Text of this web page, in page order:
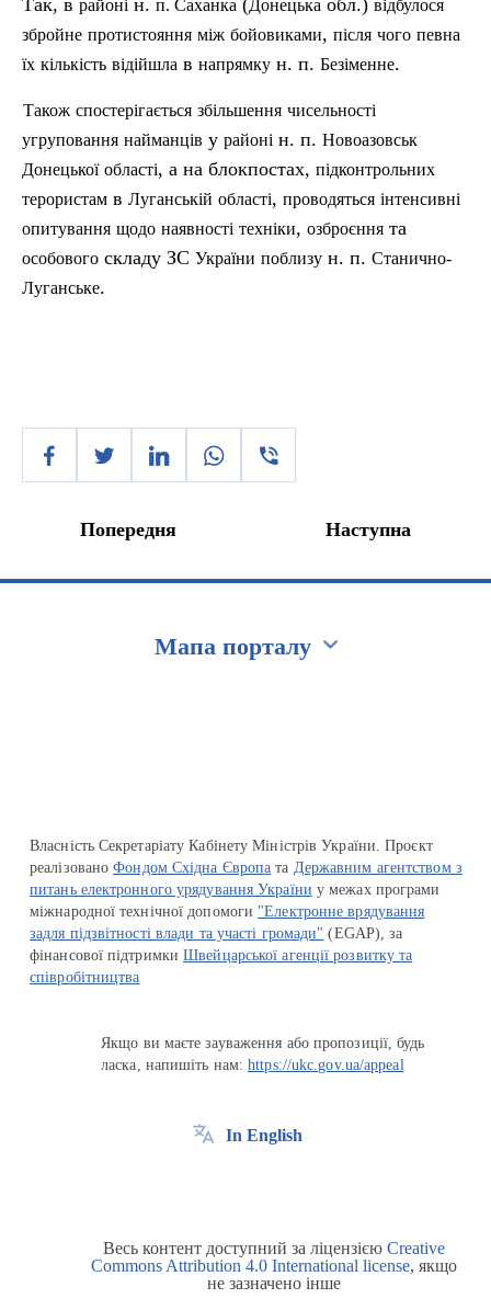
Так, в районі н. п. Саханка (Донецька обл.) відбулося
збройне протистояння між бойовиками, після чого певна
їх кількість відійшла в напрямку н. п. Безіменне.
Також спостерігається збільшення чисельності
угруповання найманців у районі н. п. Новоазовськ
Донецької області, а на блокпостах, підконтрольних
терористам в Луганській області, проводяться інтенсивні
опитування щодо наявності техніки, озброєння та
особового складу ЗС України поблизу н. п. Станично-
Луганське.
Попередня Наступна
Мапа порталу
Власність Секретаріату Кабінету Міністрів України. Проєкт
реалізованоФондом Східна Європа та Державним агентством з
питань електронного урядування України у межах програми
міжнародної технічної допомоги "Електронне врядування
задля підзвітності влади та участі громади" (EGAP), за
фінансової підтримкиШвейцарської агенції розвитку та
співробітництва
Якщо ви маєте зауваження або пропозиції, будь
ласка, напишіть нам:https://ukc.gov.ua/appeal
In English
Весь контент доступний за ліцензією Creative
Commons Attribution 4.0 International license, якщо
не зазначено інше